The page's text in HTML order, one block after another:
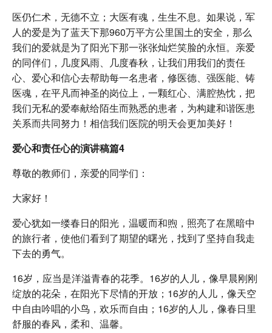
医仍仁术，无德不立；大医有魂，生生不息。如果说，军
人的爱是为了蓝天下那960万平方公里国土的安全，那么
我们的爱就是为了阳光下那一张张灿烂笑脸的永恒。亲爱
的同伴们，几度风雨、几度春秋，让我们用我们的责任
心、爱心和信心去帮助每一名患者，修医德、强医能、铸
医魂，在平凡而神圣的岗位上，一颗红心、满腔热忱，把
我们无私的爱奉献给陌生而熟悉的患者，为构建和谐医患
关系而共同努力！相信我们医院的明天会更加美好！
爱心和责任心的演讲稿篇4
尊敬的教师们，亲爱的同学们：
大家好！
爱心犹如一缕春日的阳光，温暖而和煦，照亮了在黑暗中
的旅行者，使他们看到了期望的曙光，找到了坚持自我走
下去的勇气。
16岁，应当是洋溢青春的花季。16岁的人儿，像早晨刚刚
绽放的花朵，在阳光下尽情的开放；16岁的人儿，像天空
中自由吟唱的小鸟，欢乐而自由；16岁的人儿，像春日里
舒服的春风，柔和、温馨。